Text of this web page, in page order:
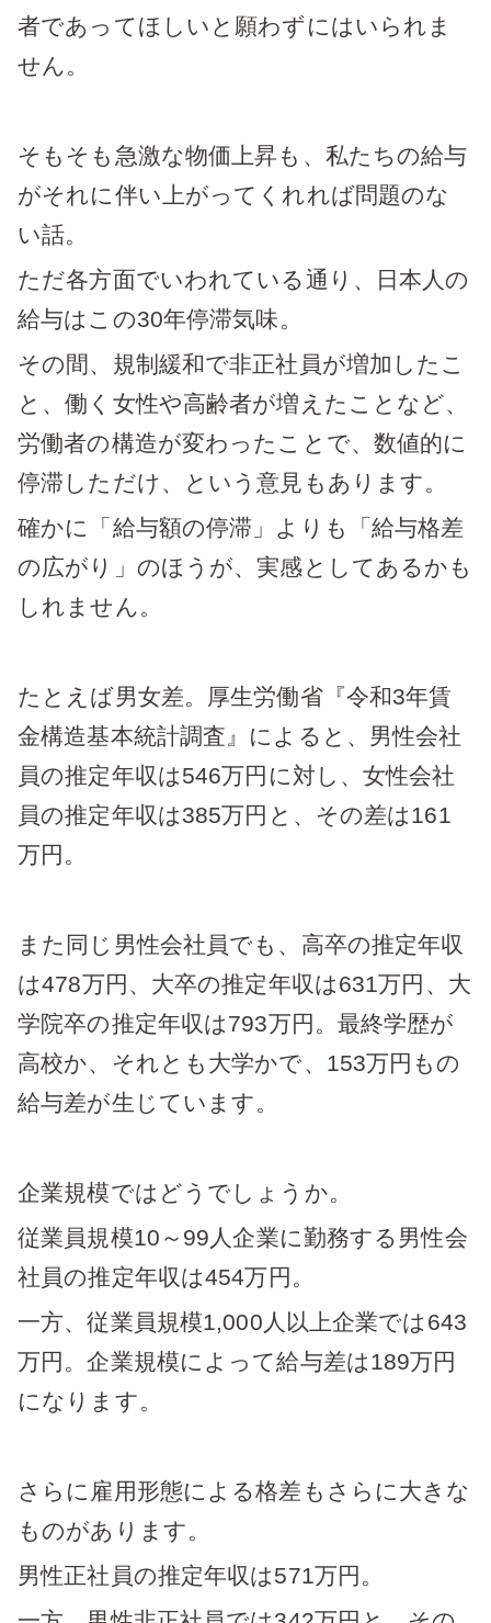
者であってほしいと願わずにはいられま
せん。
そもそも急激な物価上昇も、私たちの給与
がそれに伴い上がってくれれば問題のな
い話。
ただ各方面でいわれている通り、日本人の
給与はこの30年停滞気味。
その間、規制緩和で非正社員が増加したこ
と、働く女性や高齢者が増えたことなど、
労働者の構造が変わったことで、数値的に
停滞しただけ、という意見もあります。
確かに「給与額の停滞」よりも「給与格差
の広がり」のほうが、実感としてあるかも
しれません。
たとえば男女差。厚生労働省『令和3年賃
金構造基本統計調査』によると、男性会社
員の推定年収は546万円に対し、女性会社
員の推定年収は385万円と、その差は161
万円。
また同じ男性会社員でも、高卒の推定年収
は478万円、大卒の推定年収は631万円、大
学院卒の推定年収は793万円。最終学歴が
高校か、それとも大学かで、153万円もの
給与差が生じています。
企業規模ではどうでしょうか。
従業員規模10～99人企業に勤務する男性会
社員の推定年収は454万円。
一方、従業員規模1,000人以上企業では643
万円。企業規模によって給与差は189万円
になります。
さらに雇用形態による格差もさらに大きな
ものがあります。
男性正社員の推定年収は571万円。